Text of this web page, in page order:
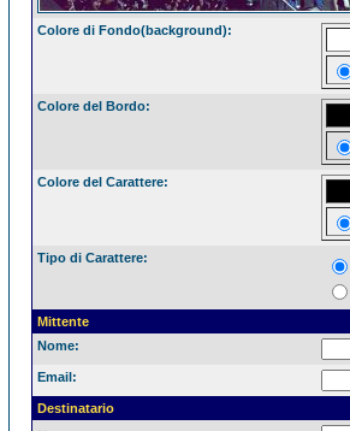
Colore di Fondo(background):
Colore del Bordo:
Colore del Carattere:
Tipo di Carattere:
Mittente
Nome:
Email:
Destinatario